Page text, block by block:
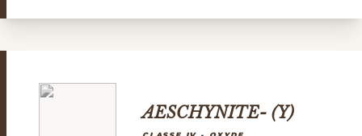
AESCHYNITE- (Y)